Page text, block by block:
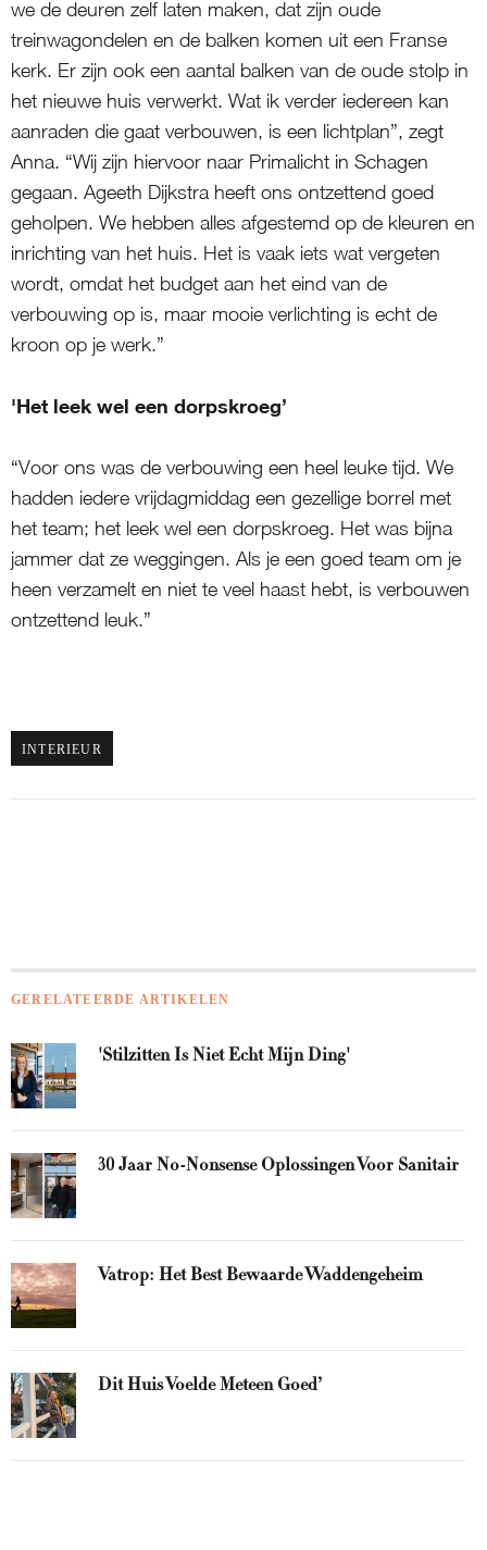
we de deuren zelf laten maken, dat zijn oude
treinwagondelen en de balken komen uit een Franse
kerk. Er zijn ook een aantal balken van de oude stolp in
het nieuwe huis verwerkt. Wat ik verder iedereen kan
aanraden die gaat verbouwen, is een lichtplan”, zegt
Anna. “Wij zijn hiervoor naar Primalicht in Schagen
gegaan. Ageeth Dijkstra heeft ons ontzettend goed
geholpen. We hebben alles afgestemd op de kleuren en
inrichting van het huis. Het is vaak iets wat vergeten
wordt, omdat het budget aan het eind van de
verbouwing op is, maar mooie verlichting is echt de
kroon op je werk.”
'Het leek wel een dorpskroeg’
“Voor ons was de verbouwing een heel leuke tijd. We
hadden iedere vrijdagmiddag een gezellige borrel met
het team; het leek wel een dorpskroeg. Het was bijna
jammer dat ze weggingen. Als je een goed team om je
heen verzamelt en niet te veel haast hebt, is verbouwen
ontzettend leuk.”
INTERIEUR
GERELATEERDE ARTIKELEN
'Stilzitten Is Niet Echt Mijn Ding'
30 Jaar No-Nonsense Oplossingen Voor Sanitair
Vatrop: Het Best Bewaarde Waddengeheim
Dit Huis Voelde Meteen Goed’